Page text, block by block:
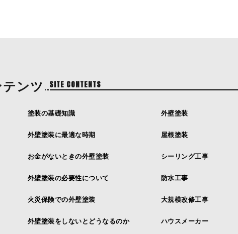
ンツ SITE CONTENTS
塗装の基礎知識
外壁塗装に最適な時期
お金がないときの外壁塗装
外壁塗装の必要性について
火災保険での外壁塗装
外壁塗装をしないとどうなるのか
外壁塗装
屋根塗装
シーリング工事
防水工事
大規模改修工事
ハウスメーカー